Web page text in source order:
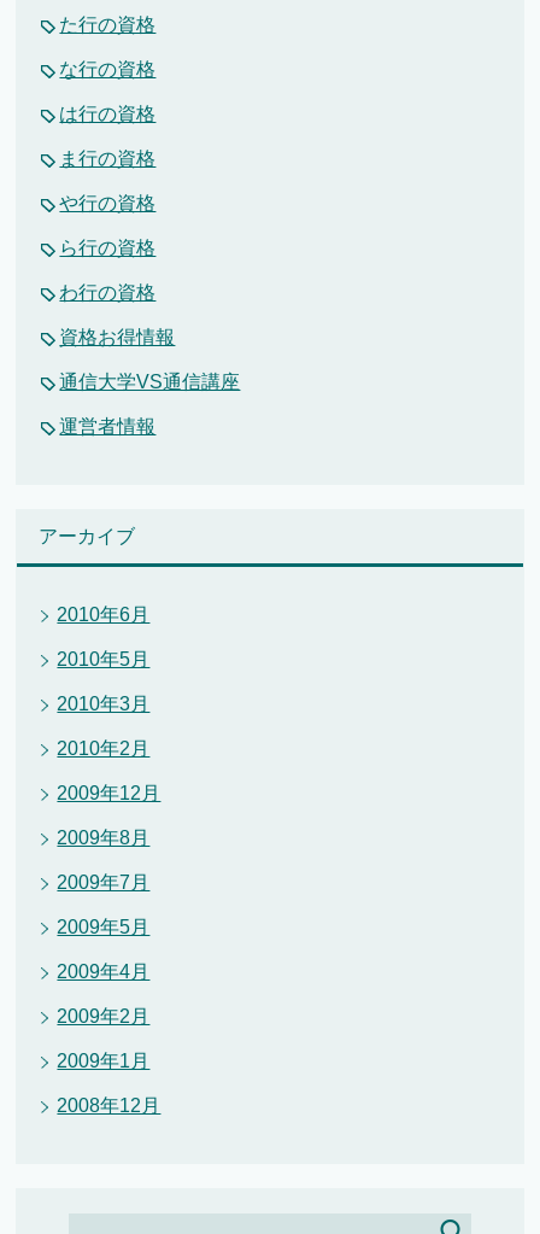
た行の資格
な行の資格
は行の資格
ま行の資格
や行の資格
ら行の資格
わ行の資格
資格お得情報
通信大学VS通信講座
運営者情報
アーカイブ
2010年6月
2010年5月
2010年3月
2010年2月
2009年12月
2009年8月
2009年7月
2009年5月
2009年4月
2009年2月
2009年1月
2008年12月